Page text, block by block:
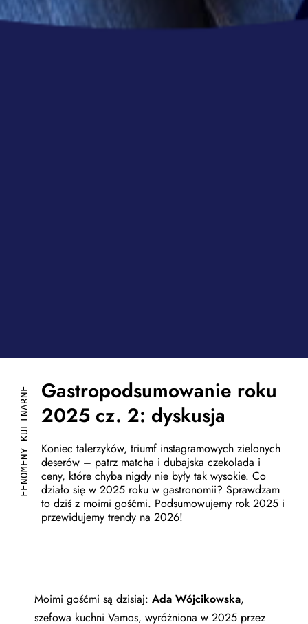
Gastropodsumowanie roku
2025 cz. 2: dyskusja
Koniec talerzyków, triumf instagramowych zielonych
deserów – patrz matcha i dubajska czekolada i
ceny, które chyba nigdy nie były tak wysokie. Co
działo się w 2025 roku w gastronomii? Sprawdzam
to dziś z moimi gośćmi. Podsumowujemy rok 2025 i
przewidujemy trendy na 2026!
FENOMENY KULINARNE
Moimi gośćmi są dzisiaj: Ada Wójcikowska,
szefowa kuchni Vamos, wyróżniona w 2025 przez